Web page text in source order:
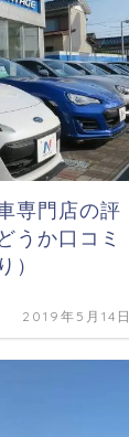
専門店の評
うか口コミ
）
2019年5月14日